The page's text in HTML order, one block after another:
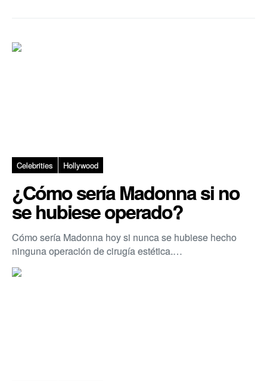
Celebrities Hollywood
¿Cómo sería Madonna si no
se hubiese operado?
Cómo sería Madonna hoy si nunca se hubiese hecho
ninguna operación de cirugía estética.…